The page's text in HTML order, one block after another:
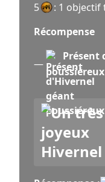
5
: 1 objectif
Récompense
—
Présent
poussiéreux